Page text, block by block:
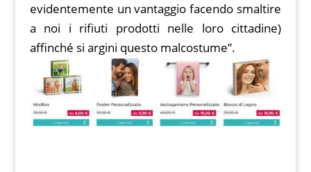
evidentemente un vantaggio facendo smaltire
a noi i rifiuti prodotti nelle loro cittadine)
affinché si argini questo malcostume”.